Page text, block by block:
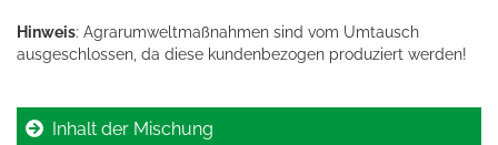
Hinweis: Agrarumweltmaßnahmen sind vom Umtausch
ausgeschlossen, da diese kundenbezogen produziert werden!
Inhalt der Mischung